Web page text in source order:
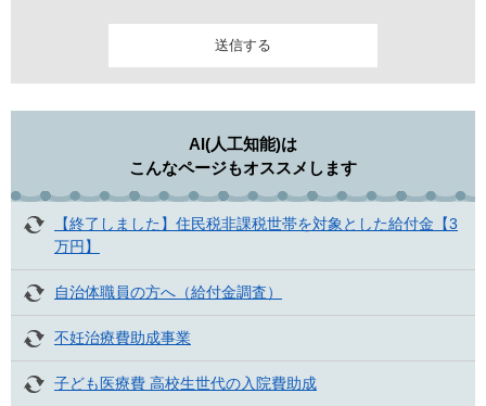
AI(人工知能)は
こんなページもオススメします
【終了しました】住民税非課税世帯を対象とした給付金【3
万円】
自治体職員の方へ（給付金調査）
不妊治療費助成事業
子ども医療費 高校生世代の入院費助成